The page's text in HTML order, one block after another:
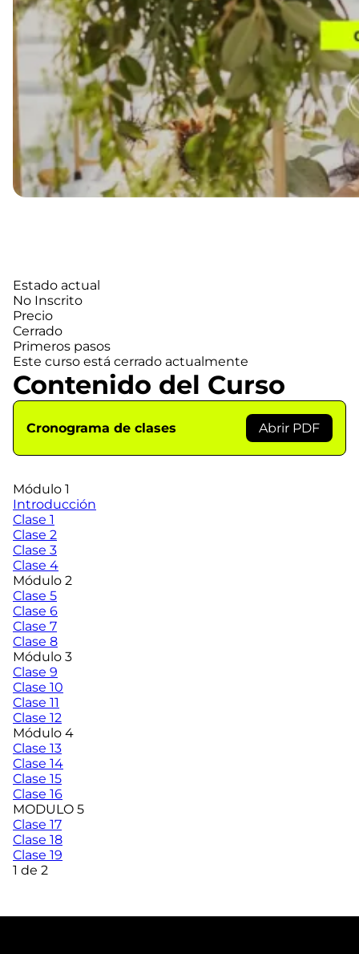
Estado actual
No Inscrito
Precio
Cerrado
Primeros pasos
Este curso está cerrado actualmente
Contenido del Curso
Cronograma de clases Abrir PDF
Módulo 1
Introducción
Clase 1
Clase 2
Clase 3
Clase 4
Módulo 2
Clase 5
Clase 6
Clase 7
Clase 8
Módulo 3
Clase 9
Clase 10
Clase 11
Clase 12
Módulo 4
Clase 13
Clase 14
Clase 15
Clase 16
MODULO 5
Clase 17
Clase 18
Clase 19
1 de 2